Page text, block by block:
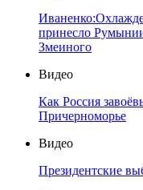
принесло
Змеиного
Видео
Как Россия
Причерноморье
Видео
Президентские